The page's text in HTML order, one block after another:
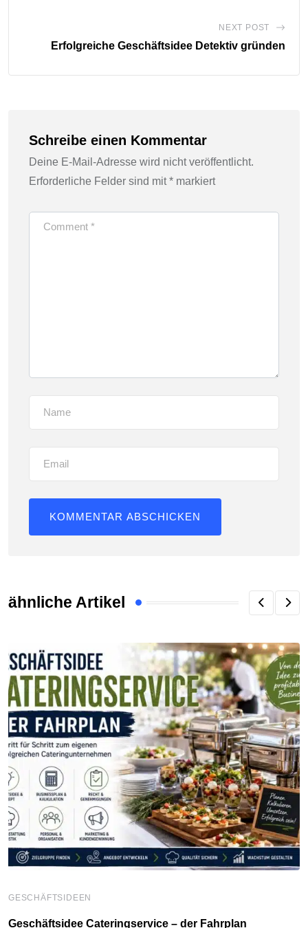
NEXT POST
Erfolgreiche Geschäftsidee Detektiv gründen
Schreibe einen Kommentar
Deine E-Mail-Adresse wird nicht veröffentlicht.
Erforderliche Felder sind mit* markiert
ähnliche Artikel
GESCHÄFTSIDEEN
Geschäftsidee Cateringservice – der Fahrplan